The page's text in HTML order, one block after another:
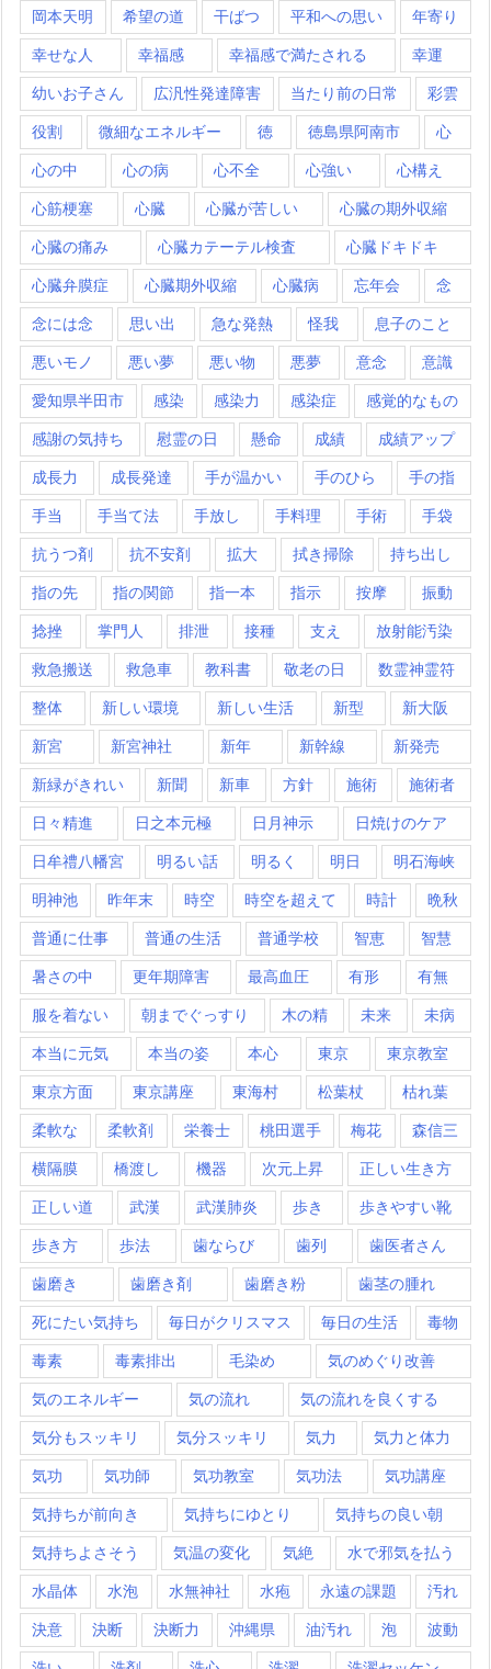
岡本天明 希望の道 干ばつ 平和への思い 年寄り
幸せな人 幸福感 幸福感で満たされる 幸運
幼いお子さん 広汎性発達障害 当たり前の日常 彩雲
役割 微細なエネルギー 徳 徳島県阿南市 心
心の中 心の病 心不全 心強い 心構え
心筋梗塞 心臓 心臓が苦しい 心臓の期外収縮
心臓の痛み 心臓カテーテル検査 心臓ドキドキ
心臓弁膜症 心臓期外収縮 心臓病 忘年会 念
念には念 思い出 急な発熱 怪我 息子のこと
悪いモノ 悪い夢 悪い物 悪夢 意念 意識
愛知県半田市 感染 感染力 感染症 感覚的なもの
感謝の気持ち 慰霊の日 懸命 成績 成績アップ
成長力 成長発達 手が温かい 手のひら 手の指
手当 手当て法 手放し 手料理 手術 手袋
抗うつ剤 抗不安剤 拡大 拭き掃除 持ち出し
指の先 指の関節 指一本 指示 按摩 振動
捻挫 掌門人 排泄 接種 支え 放射能汚染
救急搬送 救急車 教科書 敬老の日 数霊神霊符
整体 新しい環境 新しい生活 新型 新大阪
新宮 新宮神社 新年 新幹線 新発売
新緑がきれい 新聞 新車 方針 施術 施術者
日々精進 日之本元極 日月神示 日焼けのケア
日牟禮八幡宮 明るい話 明るく 明日 明石海峡
明神池 昨年末 時空 時空を超えて 時計 晩秋
普通に仕事 普通の生活 普通学校 智恵 智慧
暑さの中 更年期障害 最高血圧 有形 有無
服を着ない 朝までぐっすり 木の精 未来 未病
本当に元気 本当の姿 本心 東京 東京教室
東京方面 東京講座 東海村 松葉杖 枯れ葉
柔軟な 柔軟剤 栄養士 桃田選手 梅花 森信三
横隔膜 橋渡し 機器 次元上昇 正しい生き方
正しい道 武漢 武漢肺炎 歩き 歩きやすい靴
歩き方 歩法 歯ならび 歯列 歯医者さん
歯磨き 歯磨き剤 歯磨き粉 歯茎の腫れ
死にたい気持ち 毎日がクリスマス 毎日の生活 毒物
毒素 毒素排出 毛染め 気のめぐり改善
気のエネルギー 気の流れ 気の流れを良くする
気分もスッキリ 気分スッキリ 気力 気力と体力
気功 気功師 気功教室 気功法 気功講座
気持ちが前向き 気持ちにゆとり 気持ちの良い朝
気持ちよさそう 気温の変化 気絶 水で邪気を払う
水晶体 水泡 水無神社 水疱 永遠の課題 汚れ
決意 決断 決断力 沖縄県 油汚れ 泡 波動